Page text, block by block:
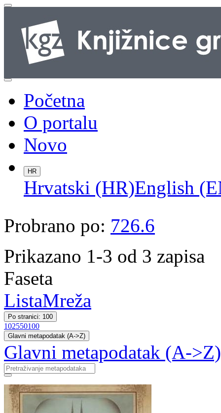
Početna
O portalu
Novo
HR
Hrvatski (HR)English
Probrano po: 726.6
Prikazano 1-3 od 3 zapisa
Faseta
ListaMreža
Po stranici: 100
102550100
Glavni metapodatak (A->Z)
Glavni metapodatak (A->Z)